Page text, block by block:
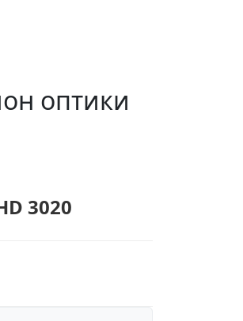
оптики
3020